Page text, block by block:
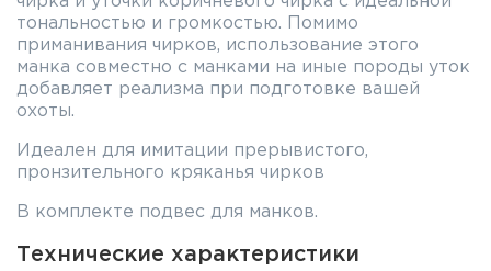
тональностью и громкостью. Помимо
приманивания чирков, использование этого
манка совместно с манками на иные породы уток
добавляет реализма при подготовке вашей
охоты.
Идеален для имитации прерывистого,
пронзительного кряканья чирков
В комплекте подвес для манков.
Технические характеристики